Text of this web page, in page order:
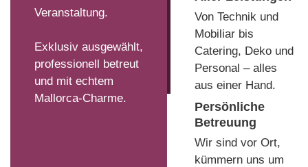
Veranstaltung.
Exklusiv ausgewählt,
professionell betreut
und mit echtem
Mallorca-Charme.
Von Technik und
Mobiliar bis
Catering, Deko und
Personal – alles
aus einer Hand.
Persönliche
Betreuung
Wir sind vor Ort,
kümmern uns um